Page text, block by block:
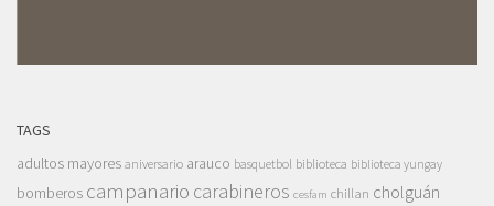
TAGS
adultos mayores aniversario arauco basquetbol biblioteca biblioteca yungay
bomberos campanario carabineros cesfam chillan cholguán